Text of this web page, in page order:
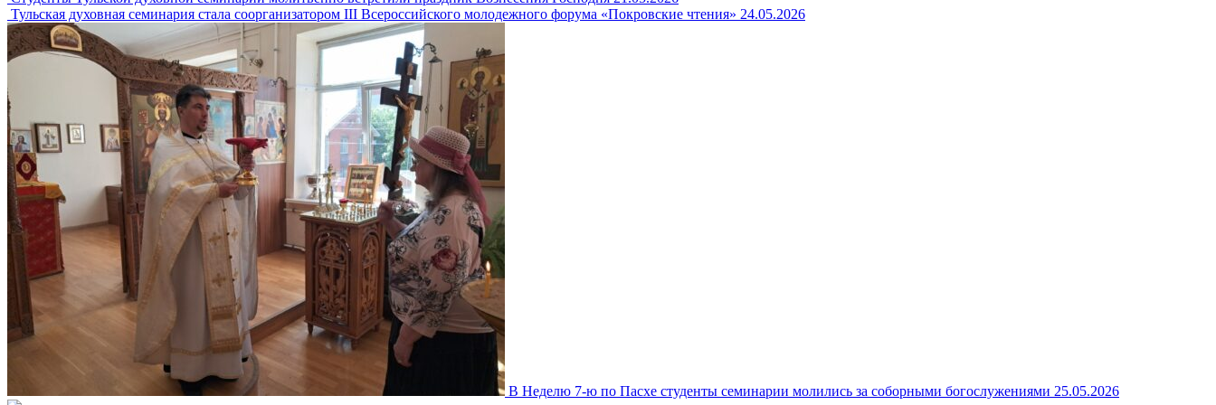
Тульская духовная семинария стала соорганизатором III Всероссийского молодежного форума «Покровские чтения» 24.05.2026
В Неделю 7-ю по Пасхе студенты семинарии молились за соборными богослужениями 25.05.2026